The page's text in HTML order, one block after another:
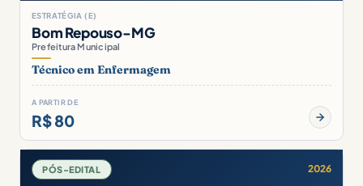
ESTRATÉGIA (E)
Bom Repouso-MG
Prefeitura Municipal
Técnico em Enfermagem
A PARTIR DE
R$ 80
PÓS-EDITAL 2026